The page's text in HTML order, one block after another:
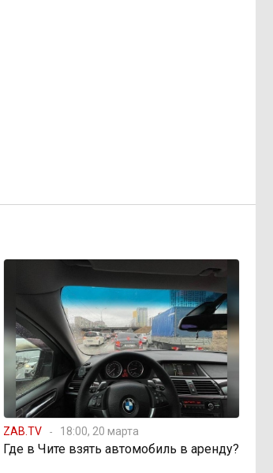
ZAB.TV 18:00, 20 марта
Где в Чите взять автомобиль в аренду?